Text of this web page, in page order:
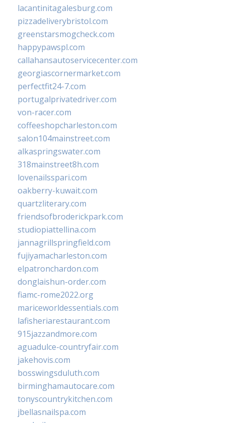
lacantinitagalesburg.com
pizzadeliverybristol.com
greenstarsmogcheck.com
happypawspl.com
callahansautoservicecenter.com
georgiascornermarket.com
perfectfit24-7.com
portugalprivatedriver.com
von-racer.com
coffeeshopcharleston.com
salon104mainstreet.com
alkaspringswater.com
318mainstreet8h.com
lovenailsspari.com
oakberry-kuwait.com
quartzliterary.com
friendsofbroderickpark.com
studiopiattellina.com
jannagrillspringfield.com
fujiyamacharleston.com
elpatronchardon.com
donglaishun-order.com
fiamc-rome2022.org
mariceworldessentials.com
lafisheriarestaurant.com
915jazzandmore.com
aguadulce-countryfair.com
jakehovis.com
bosswingsduluth.com
birminghamautocare.com
tonyscountrykitchen.com
jbellasnailspa.com